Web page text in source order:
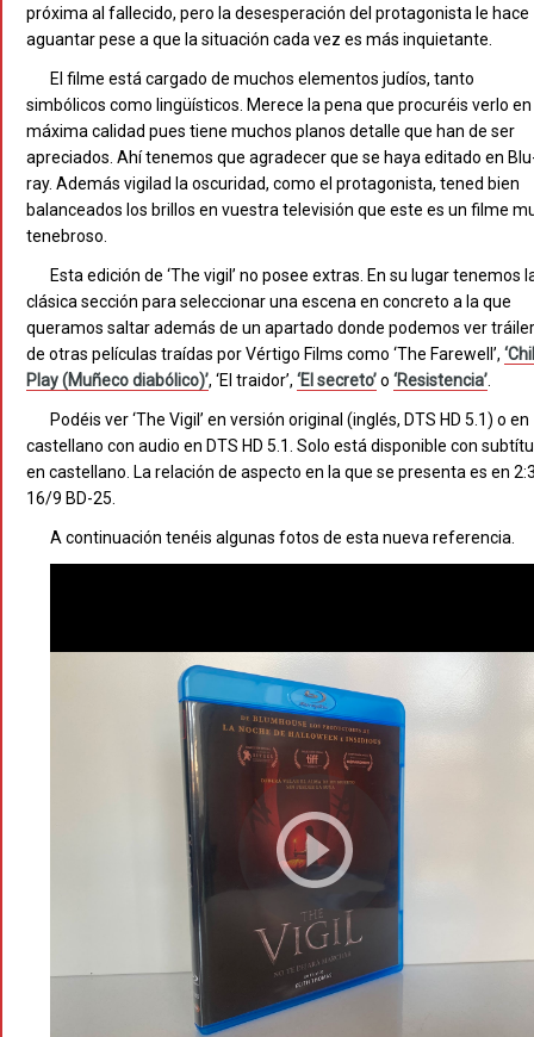
próxima al fallecido, pero la desesperación del protagonista le hace
aguantar pese a que la situación cada vez es más inquietante.
El filme está cargado de muchos elementos judíos, tanto
simbólicos como lingüísticos. Merece la pena que procuréis verlo en
máxima calidad pues tiene muchos planos detalle que han de ser
apreciados. Ahí tenemos que agradecer que se haya editado en
ray. Además vigilad la oscuridad, como el protagonista, tened bien
balanceados los brillos en vuestra televisión que este es un filme
tenebroso.
Esta edición de ‘The vigil’ no posee extras. En su lugar tenemos
clásica sección para seleccionar una escena en concreto a la que
queramos saltar además de un apartado donde podemos ver
de otras películas traídas por Vértigo Films como ‘The Farewell’,
Play (Muñeco diabólico)’, ‘El traidor’, ‘El secreto’o ‘Resistencia’.
Podéis ver ‘The Vigil’ en versión original (inglés, DTS HD 5.1) o en
castellano con audio en DTS HD 5.1. Solo está disponible con
en castellano. La relación de aspecto en la que se presenta es en
16/9 BD-25.
A continuación tenéis algunas fotos de esta nueva referencia.